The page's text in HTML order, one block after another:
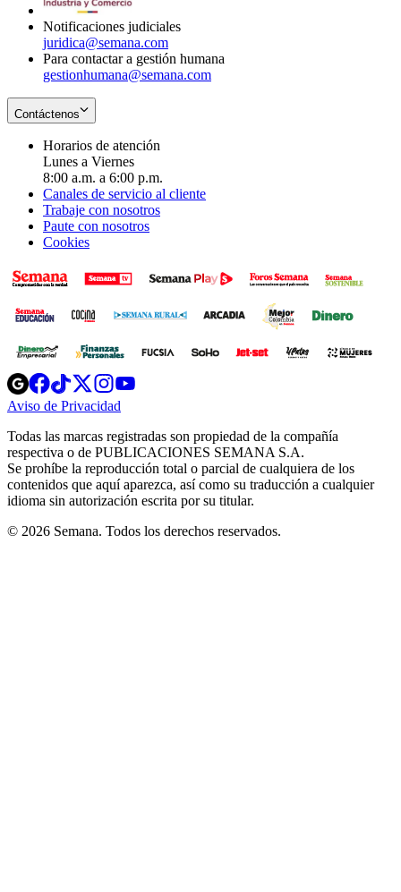
Notificaciones judiciales
juridica@semana.com
Para contactar a gestión humana
gestionhumana@semana.com
Contáctenos
Horarios de atención
Lunes a Viernes
8:00 a.m. a 6:00 p.m.
Canales de servicio al cliente
Trabaje con nosotros
Paute con nosotros
Cookies
Opens
in
new
Opens
in
new
Opens
in
new
window
Opens
new
windowwindow
Aviso de Privacidad
new
window
Todas las marcas registradas son propiedad de la compañía
respectiva o de PUBLICACIONES SEMANA S.A.
Se prohíbe la reproducción total o parcial de cualquiera de los
contenidos que aquí aparezca, así como su traducción a cualquier
idioma sin autorización escrita por su titular.
© 2026 Semana. Todos los derechos reservados.